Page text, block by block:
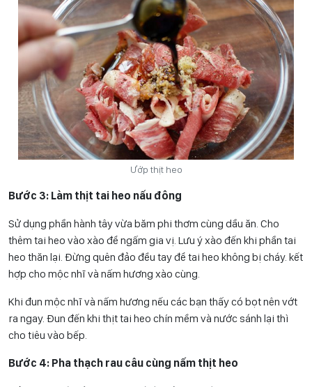
Ướp thịt heo
Bước 3: Làm thịt tai heo nấu đông
Sử dụng phần hành tây vừa băm phi thơm cùng dầu ăn. Cho
thêm tai heo vào xào để ngấm gia vị. Lưu ý xào đến khi phần tai
heo thăn lại. Đừng quên đảo đều tay để tai heo không bị cháy. kết
hợp cho mộc nhĩ và nấm hương xào cùng.
Khi đun mộc nhĩ và nấm hương nếu các bạn thấy có bọt nên vớt
ra ngay. Đun đến khi thịt tai heo chín mềm và nước sánh lại thì
cho tiêu vào bếp.
Bước 4: Pha thạch rau câu cùng nấm thịt heo